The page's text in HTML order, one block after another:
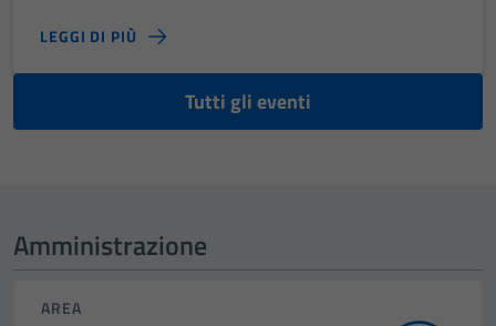
LEGGI DI PIÙ
Tutti gli eventi
Amministrazione
AREA